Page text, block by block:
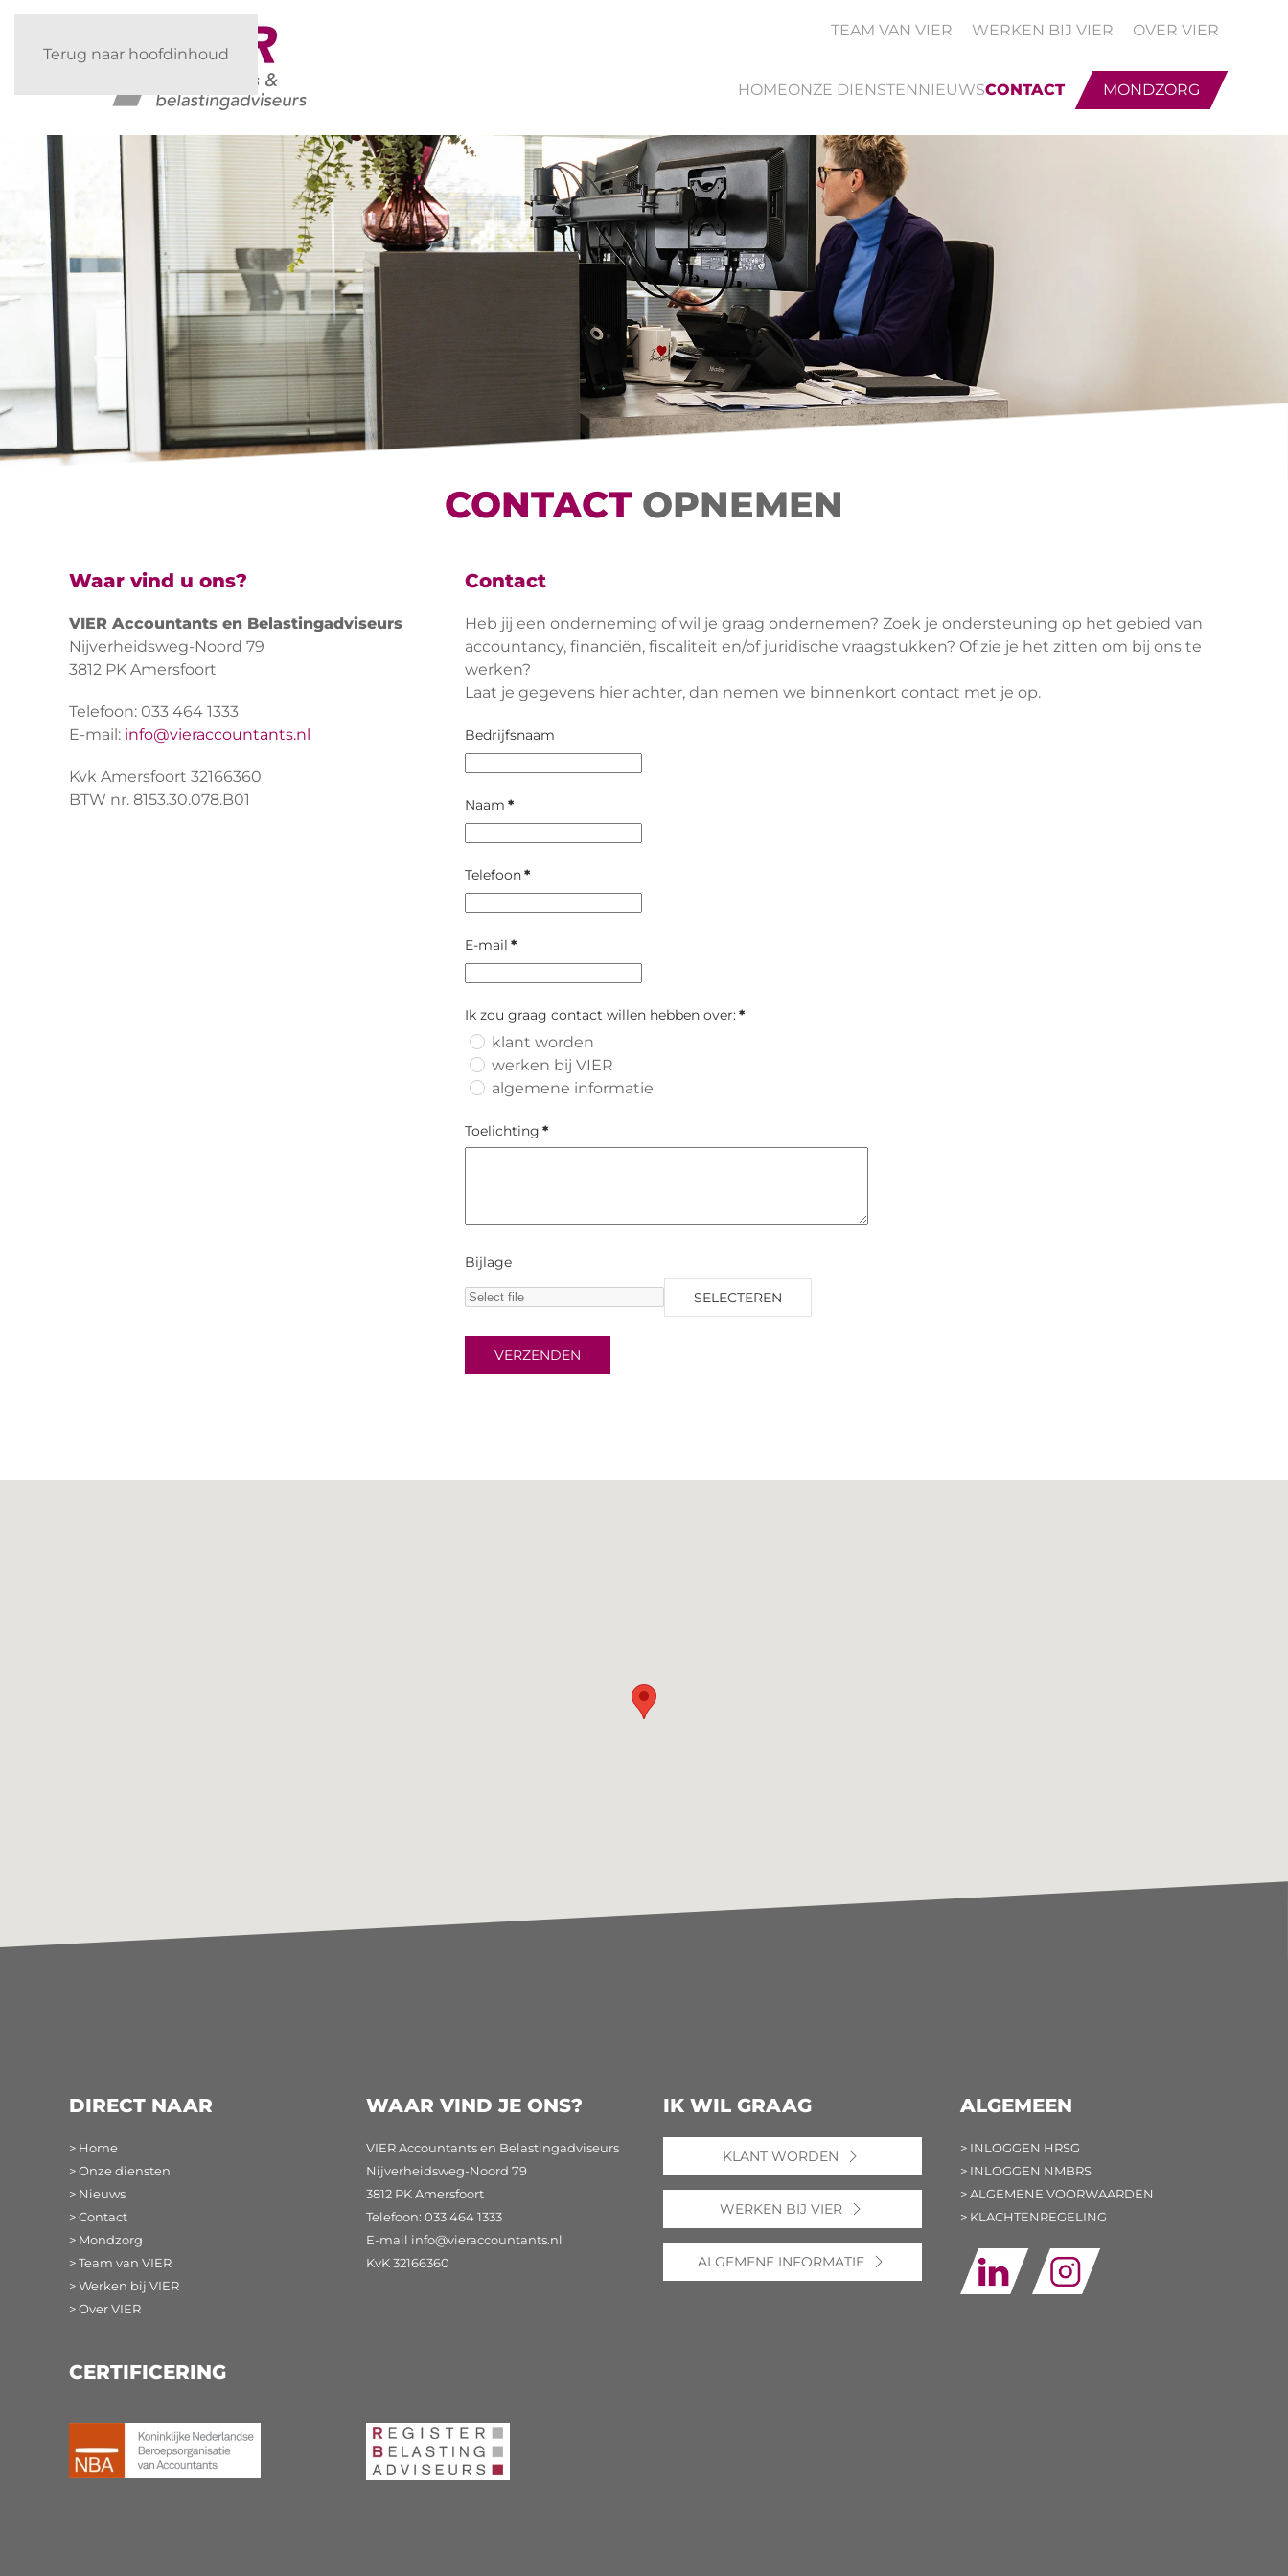
Terug naar hoofdinhoud
TEAM VAN VIER WERKEN BIJ VIER OVER VIER
HOMEONZE DIENSTEN NIEUWSCONTACT MONDZORG
CONTACT OPNEMEN
Waar vind u ons?
VIER Accountants en Belastingadviseurs
Nijverheidsweg-Noord 79
3812 PK Amersfoort
Telefoon: 033 464 1333
E-mail: info@vieraccountants.nl
Kvk Amersfoort 32166360
BTW nr. 8153.30.078.B01
Contact
Heb jij een onderneming of wil je graag ondernemen? Zoek je ondersteuning op het gebied van
accountancy, financiën, fiscaliteit en/of juridische vraagstukken? Of zie je het zitten om bij ons te
werken?
Laat je gegevens hier achter, dan nemen we binnenkort contact met je op.
Bedrijfsnaam
Naam *
Telefoon*
E-mail *
Ik zou graag contact willen hebben over: *
klant worden
werken bij VIER
algemene informatie
Toelichting *
Bijlage
SELECTEREN
VERZENDEN
DIRECT NAAR
> Home
> Onze diensten
> Nieuws
> Contact
> Mondzorg
> Team van VIER
> Werken bij VIER
> Over VIER
WAAR VIND JE ONS?
VIER Accountants en Belastingadviseurs
Nijverheidsweg-Noord 79
3812 PK Amersfoort
Telefoon: 033 464 1333
E-mail info@vieraccountants.nl
KvK 32166360
IK WIL GRAAG
KLANT WORDEN
WERKEN BIJ VIER
ALGEMENE INFORMATIE
ALGEMEEN
> INLOGGEN HRSG
> INLOGGEN NMBRS
> ALGEMENE VOORWAARDEN
> KLACHTENREGELING
CERTIFICERING